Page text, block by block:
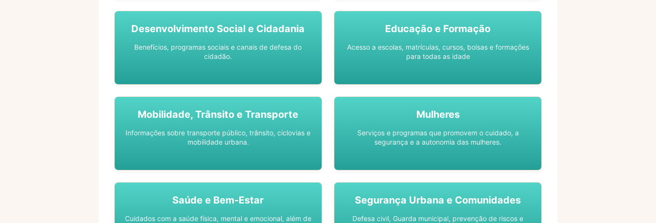
Desenvolvimento Social e Cidadania
Benefícios, programas sociais e canais de defesa do
cidadão.
Educação e Formação
Acesso a escolas, matrículas, cursos, bolsas e formações
para todas as idade
Mobilidade, Trânsito e Transporte
Informações sobre transporte público, trânsito, ciclovias e
mobilidade urbana.
Mulheres
Serviços e programas que promovem o cuidado, a
segurança e a autonomia das mulheres.
Saúde e Bem-Estar
Cuidados com a saúde física, mental e emocional, além de
Segurança Urbana e Comunidades
Defesa civil, Guarda municipal, prevenção de riscos e